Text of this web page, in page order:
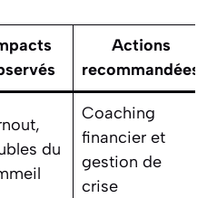
Actions
recommandées
du
Coaching
financier et
gestion de
crise